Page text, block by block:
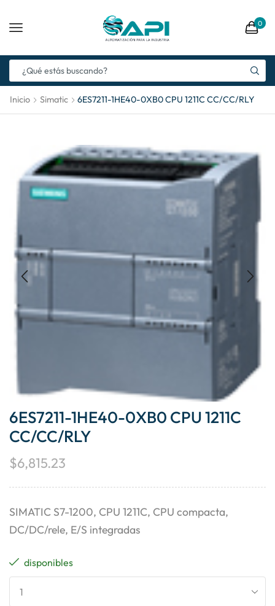
0
Inicio Simatic 6ES7211-1HE40-0XB0 CPU 1211C CC/CC/RLY
6ES7211-1HE40-0XB0 CPU 1211C
CC/CC/RLY
$6,815.23
SIMATIC S7-1200, CPU 1211C, CPU compacta,
DC/DC/rele, E/S integradas
disponibles